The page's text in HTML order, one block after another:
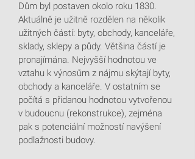
Dům byl postaven okolo roku 1830.
Aktuálně je užitně rozdělen na několik
užitných částí: byty, obchody, kanceláře,
sklady, sklepy a půdy. Většina částí je
pronajímána. Nejvyšší hodnotou ve
vztahu k výnosům z nájmu skýtají byty,
obchody a kanceláře. V ostatním se
počítá s přidanou hodnotou vytvořenou
v budoucnu (rekonstrukce), zejména
pak s potenciální možností navýšení
podlažnosti budovy.